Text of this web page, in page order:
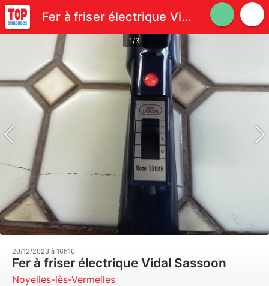
Fer à friser électrique Vidal Sassoon
1/3
20/12/2023 à 16h16
Fer à friser électrique Vidal Sassoon
Noyelles-lès-Vermelles